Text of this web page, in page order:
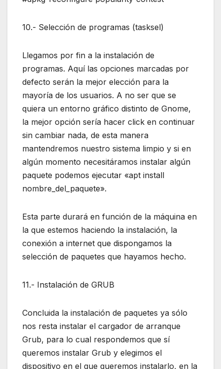
10.- Selección de programas (tasksel)
Llegamos por fin a la instalación de
programas. Aquí las opciones marcadas por
defecto serán la mejor elección para la
mayoría de los usuarios. A no ser que se
quiera un entorno gráfico distinto de Gnome,
la mejor opción sería hacer click en continuar
sin cambiar nada, de esta manera
mantendremos nuestro sistema limpio y si en
algún momento necesitáramos instalar algún
paquete podemos ejecutar «apt install
nombre_del_paquete».
Esta parte durará en función de la máquina en
la que estemos haciendo la instalación, la
conexión a internet que dispongamos la
selección de paquetes que hayamos hecho.
11.- Instalación de GRUB
Concluida la instalación de paquetes ya sólo
nos resta instalar el cargador de arranque
Grub, para lo cual respondemos que sí
queremos instalar Grub y elegimos el
dispositivo en el que queremos instalarlo, en la